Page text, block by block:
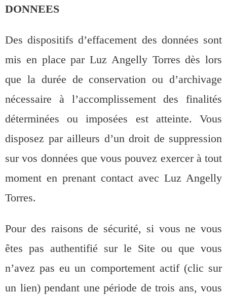
DONNEES
Des dispositifs d’effacement des données sont
mis en place par Luz Angelly Torres dès lors
que la durée de conservation ou d’archivage
nécessaire à l’accomplissement des finalités
déterminées ou imposées est atteinte. Vous
disposez par ailleurs d’un droit de suppression
sur vos données que vous pouvez exercer à tout
moment en prenant contact avec Luz Angelly
Torres.
Pour des raisons de sécurité, si vous ne vous
êtes pas authentifié sur le Site ou que vous
n’avez pas eu un comportement actif (clic sur
un lien) pendant une période de trois ans, vous